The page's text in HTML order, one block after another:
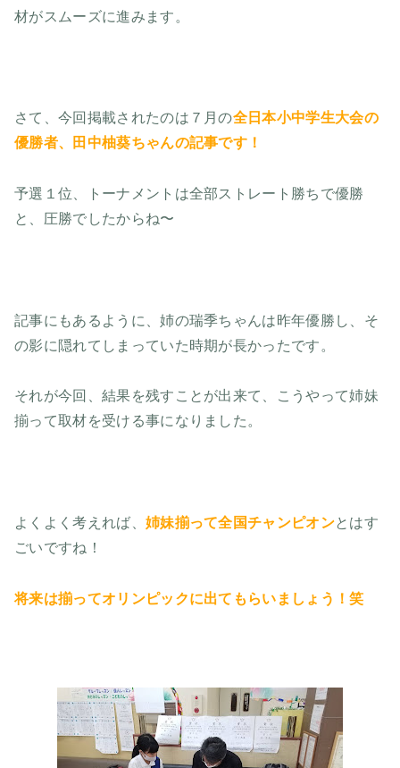
材がスムーズに進みます。
さて、今回掲載されたのは７月の全日本小中学生大会の
優勝者、田中柚葵ちゃんの記事です！
予選１位、トーナメントは全部ストレート勝ちで優勝
と、圧勝でしたからね〜
記事にもあるように、姉の瑞季ちゃんは昨年優勝し、そ
の影に隠れてしまっていた時期が長かったです。
それが今回、結果を残すことが出来て、こうやって姉妹
揃って取材を受ける事になりました。
よくよく考えれば、 姉妹揃って全国チャンピオンとはす
ごいですね！
将来は揃ってオリンピックに出てもらいましょう！笑